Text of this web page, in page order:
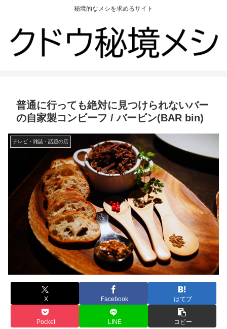
秘境的なメシを求めるサイト
普通に行っても絶対に見つけられないバー
の自家製コンビーフ / バービン(BAR bin)
テレビ・雑誌・話題の店
X Facebook はてブ
Pocket LINE コピー